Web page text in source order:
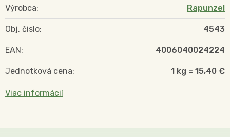
Výrobca: Rapunzel
Obj. čislo: 4543
EAN: 4006040024224
Jednotková cena: 1 kg = 15,40 €
Viac informácií